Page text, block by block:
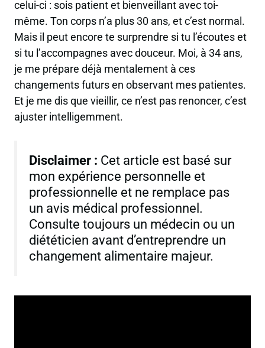
celui-ci : sois patient et bienveillant avec toi-
même. Ton corps n’a plus 30 ans, et c’est normal.
Mais il peut encore te surprendre si tu l’écoutes et
si tu l’accompagnes avec douceur. Moi, à 34 ans,
je me prépare déjà mentalement à ces
changements futurs en observant mes patientes.
Et je me dis que vieillir, ce n’est pas renoncer, c’est
ajuster intelligemment.
Disclaimer : Cet article est basé sur
mon expérience personnelle et
professionnelle et ne remplace pas
un avis médical professionnel.
Consulte toujours un médecin ou un
diététicien avant d’entreprendre un
changement alimentaire majeur.